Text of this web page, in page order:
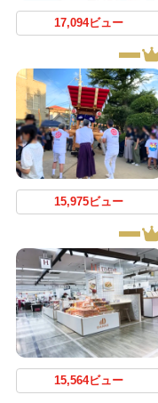
17,094ビュー
15,975ビュー
15,564ビュー